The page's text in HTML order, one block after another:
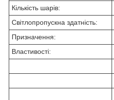
Кількість шарів:
Світлопропускна здатність:
Призначення:
Властивості: